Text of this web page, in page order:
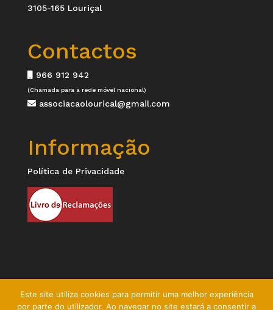
3105-165 Louriçal
Contactos
966 912 942
(Chamada para a rede móvel nacional)
associacaolourical@gmail.com
Informação
Política de Privacidade
Este site utiliza cookies para permitir uma melhor experiência
por parte do utilizador. Ao navegar no site estará a consentir a